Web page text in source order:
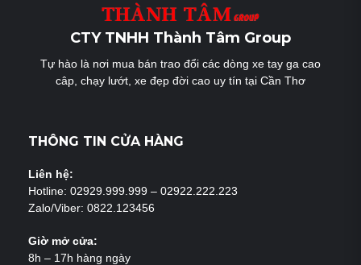
CTY TNHH Thành Tâm Group
Tự hào là nơi mua bán trao đổi các dòng xe tay ga cao
câp, chạy lướt, xe đẹp đời cao uy tín tại Cần Thơ
THÔNG TIN CỬA HÀNG
Liên hệ:
Hotline: 02929.999.999 – 02922.222.223
Zalo/Viber: 0822.123456
Giờ mở cửa:
8h – 17h hàng ngày